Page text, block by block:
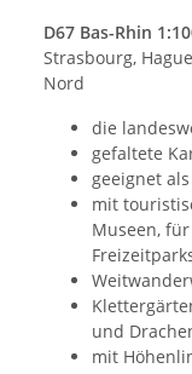
D67 Bas-Rhin
Strasbourg,
Nord
die
gefaltete
geeignet
mit
Museen,
und
mit